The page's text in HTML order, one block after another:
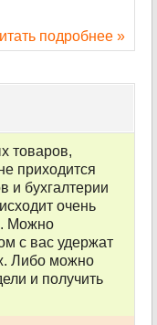
подробнее »
товаров,
приходится
и бухгалтерии
очень
Можно
с вас удержат
Либо можно
и получить